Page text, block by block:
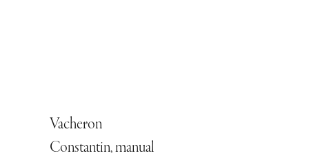
Vacheron
Constantin, manual